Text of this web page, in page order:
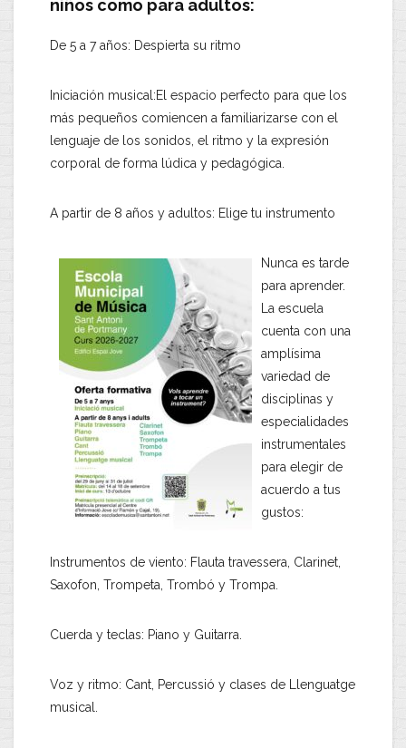
niños como para adultos:
De 5 a 7 años: Despierta su ritmo
Iniciación musical:El espacio perfecto para que los
más pequeños comiencen a familiarizarse con el
lenguaje de los sonidos, el ritmo y la expresión
corporal de forma lúdica y pedagógica.
A partir de 8 años y adultos: Elige tu instrumento
Nunca es tarde
para aprender.
La escuela
cuenta con una
amplísima
variedad de
disciplinas y
especialidades
instrumentales
para elegir de
acuerdo a tus
gustos:
Instrumentos de viento: Flauta travessera, Clarinet,
Saxofon, Trompeta, Trombó y Trompa.
Cuerda y teclas: Piano y Guitarra.
Voz y ritmo: Cant, Percussió y clases de Llenguatge
musical.